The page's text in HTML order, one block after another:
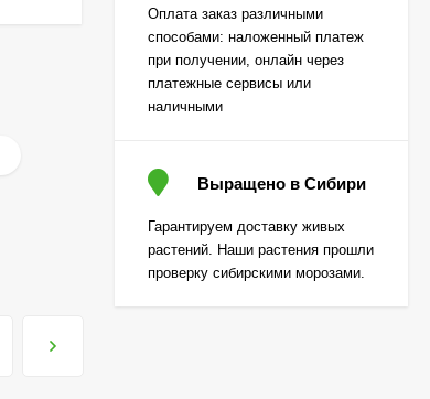
Огурец Корюшка
[Семена алтая]
450₽
310₽
колос английская
[Семена алтая]
130₽
Оплата заказ различными
способами: наложенный платеж
при получении, онлайн через
платежные сервисы или
наличными
Выращено в Сибири
Гарантируем доставку живых
растений. Наши растения прошли
проверку сибирскими морозами.